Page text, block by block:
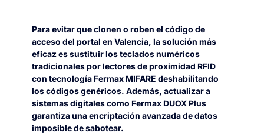
Para evitar que clonen o roben el código de
acceso del portal en Valencia, la solución más
eficaz es sustituir los teclados numéricos
tradicionales por lectores de proximidad RFID
con tecnología Fermax MIFARE deshabilitando
los códigos genéricos. Además, actualizar a
sistemas digitales como Fermax DUOX Plus
garantiza una encriptación avanzada de datos
imposible de sabotear.